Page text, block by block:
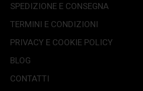
SPEDIZIONE E CONSEGNA
TERMINI E CONDIZIONI
PRIVACY E COOKIE POLICY
BLOG
CONTATTI